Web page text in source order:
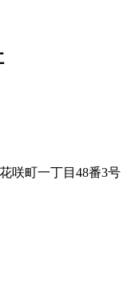
咲町一丁目48番3号